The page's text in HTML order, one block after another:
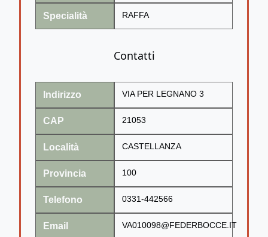
Specialità RAFFA
Contatti
Indirizzo VIA PER LEGNANO 3
CAP 21053
Località CASTELLANZA
Provincia 100
Telefono 0331-442566
Email VA010098@FEDERBOCCE.IT